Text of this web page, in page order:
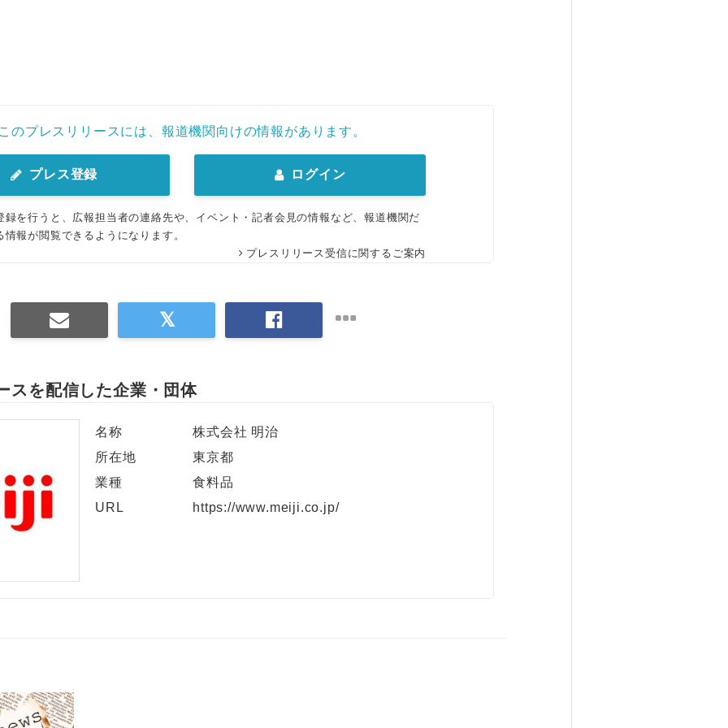
のプレスリリースには、報道機関向けの情報があります。
プレス登録 ログイン
録を行うと、広報担当者の連絡先や、イベント・記者会見の情報など、報道機関だ
情報が閲覧できるようになります。
プレスリリース受信に関するご案内
スを配信した企業・団体
名称
株式会社 明治
所在地
東京都
業種
食料品
URL
https://www.meiji.co.jp/